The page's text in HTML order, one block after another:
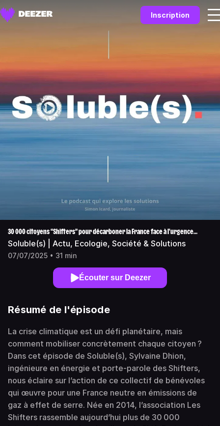
Inscription
30 000 citoyens “Shifters” pour décarboner la France face à l'urgence
climatique
Soluble(s) | Actu, Ecologie, Société & Solutions
07/07/2025 • 31 min
Écouter sur Deezer
Résumé de l'épisode
La crise climatique est un défi planétaire, mais
comment mobiliser concrètement chaque citoyen ?
Dans cet épisode de Soluble(s), Sylvaine Dhion,
ingénieure en énergie et porte-parole des Shifters,
nous éclaire sur l’action de ce collectif de bénévoles
qui œuvre pour une France neutre en émissions de
gaz à effet de serre. Née en 2014, l’association Les
Shifters rassemble aujourd’hui plus de 30 000